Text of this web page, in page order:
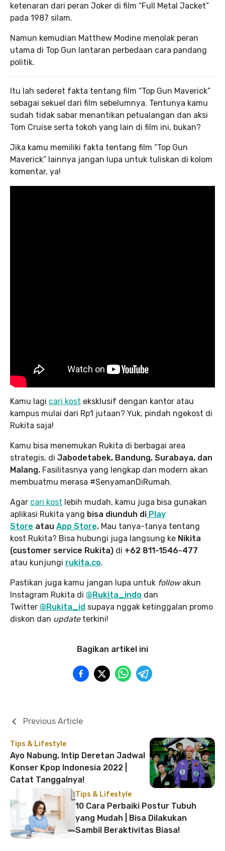
ketenaran dari peran Joker di film “Full Metal Jacket”
pada 1987 silam.
Namun kemudian Matthew Modine menolak peran
utama di Top Gun lantaran perbedaan cara pandang
politik.
Itu lah sederet fakta tentang film “Top Gun Maverick”
sebagai sekuel dari film sebelumnya. Tentunya kamu
sudah tidak sabar menantikan petualangan dan aksi
Tom Cruise serta tokoh yang lain di film ini, bukan?
Jika kamu memiliki fakta tentang film “Top Gun
Maverick” lainnya jangan lupa untuk tuliskan di kolom
komentar, ya!
Kamu lagi cari kost eksklusif dengan kantor atau
kampus mulai dari Rp1 jutaan? Yuk, pindah ngekost di
Rukita saja!
Kamu bisa menemukan Rukita di berbagai area
strategis, di Jabodetabek, Bandung, Surabaya, dan
Malang. Fasilitasnya yang lengkap dan modern akan
membuatmu merasa #SenyamanDiRumah.
Agar cari kost lebih mudah, kamu juga bisa gunakan
aplikasi Rukita yang bisa diunduh di Play
Store atau App Store. Mau tanya-tanya tentang
kost Rukita? Bisa hubungi juga langsung ke Nikita
(customer service Rukita) di +62 811-1546-477
atau kunjungi rukita.co.
Pastikan juga kamu jangan lupa untuk followakun
Instagram Rukita di @Rukita_indo dan
Twitter @Rukita_id supaya nggak ketinggalan promo
diskon dan update terkini!
Bagikan artikel ini
Tips & Lifestyle
Ayo Nabung, Intip Deretan Jadwal
Konser Kpop Indonesia 2022 |
Catat Tanggalnya!
Previous Article
Tips & Lifestyle
10 Cara Perbaiki Postur Tubuh
yang Mudah | Bisa Dilakukan
Sambil Beraktivitas Biasa!